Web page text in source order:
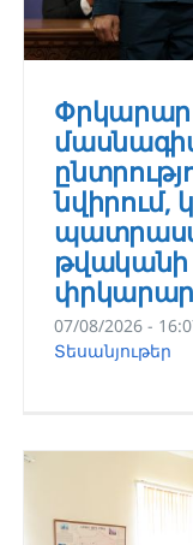
Փրկարար
նվիրում,
թվականի
07/08/2026 -
Տեսանյութեր